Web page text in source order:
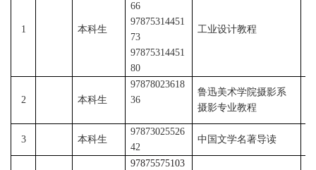
1 本科生
66
97875314451
73
97875314451
80
工业设计教程
2 本科生
97878023618
36
鲁迅美术学院摄影系
摄影专业教程
3 本科生
97873025526
42
中国文学名著导读
97875575103